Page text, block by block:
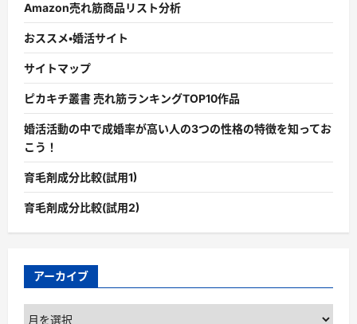
Amazon売れ筋商品リスト分析
おススメ・婚活サイト
サイトマップ
ピカキチ叢書 売れ筋ランキングTOP10作品
婚活活動の中で成婚率が高い人の3つの性格の特徴を知ってお
こう！
育毛剤成分比較(試用1)
育毛剤成分比較(試用2)
アーカイブ
ア